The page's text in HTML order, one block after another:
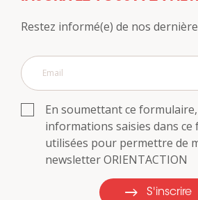
Restez informé(e) de nos
En soumettant ce formulaire,
informations saisies dans
utilisées pour permettre de
newsletter ORIENTACTION
S'inscrire